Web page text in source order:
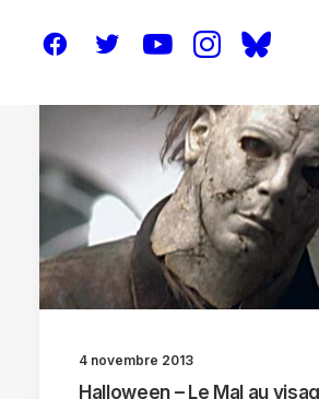
4 novembre 2013
Halloween – Le Mal au